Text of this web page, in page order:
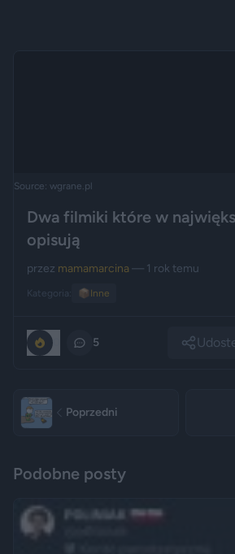
Source: wgrane.pl
Dwa filmiki które w
opisują
przez mamamarcina — 1 rok temu
Kategoria: 📦 Inne
5
Poprzedni
Podobne posty